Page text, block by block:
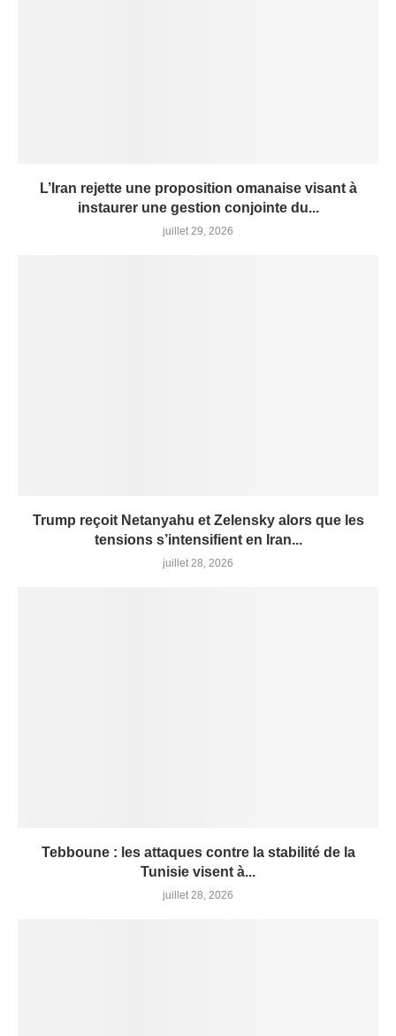
L’Iran rejette une proposition omanaise visant à
instaurer une gestion conjointe du...
juillet 29, 2026
Trump reçoit Netanyahu et Zelensky alors que les
tensions s’intensifient en Iran...
juillet 28, 2026
Tebboune : les attaques contre la stabilité de la
Tunisie visent à...
juillet 28, 2026